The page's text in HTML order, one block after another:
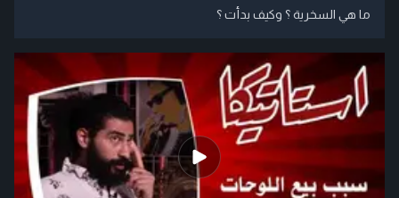
ما هي السخرية ؟ وكيف بدأت ؟